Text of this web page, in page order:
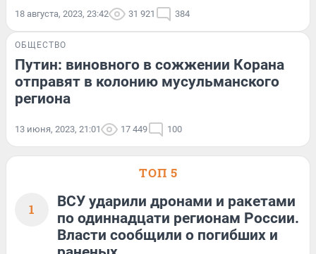
18 августа, 2023, 23:42 31 921 384
ОБЩЕСТВО
Путин: виновного в сожжении Корана
отправят в колонию мусульманского
региона
13 июня, 2023, 21:01 17 449 100
ТОП 5
1
ВСУ ударили дронами и ракетами
по одиннадцати регионам России.
Власти сообщили о погибших и